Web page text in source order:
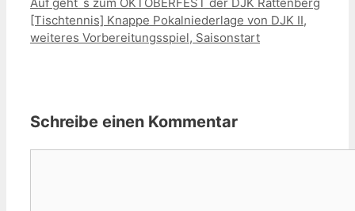
[Tischtennis] Knappe Pokalniederlage von DJK II,
weiteres Vorbereitungsspiel, Saisonstart
Schreibe einen Kommentar